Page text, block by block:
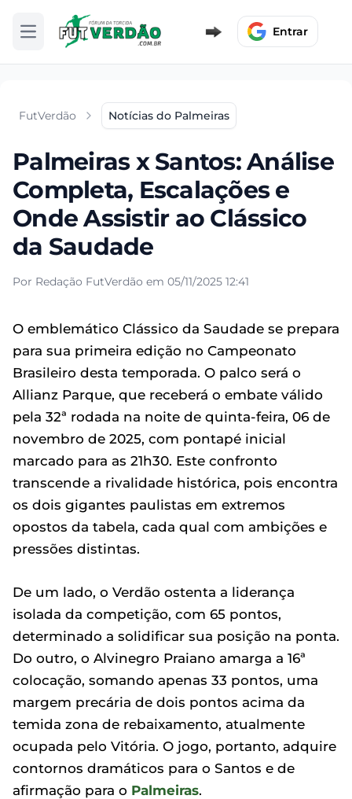
Abrir menu Entrar
FutVerdão Notícias do Palmeiras
Palmeiras x Santos: Análise
Completa, Escalações e
Onde Assistir ao Clássico
da Saudade
Por Redação FutVerdão em 05/11/2025 12:41
O emblemático Clássico da Saudade se prepara
para sua primeira edição no Campeonato
Brasileiro desta temporada. O palco será o
Allianz Parque, que receberá o embate válido
pela 32ª rodada na noite de quinta-feira, 06 de
novembro de 2025, com pontapé inicial
marcado para as 21h30. Este confronto
transcende a rivalidade histórica, pois encontra
os dois gigantes paulistas em extremos
opostos da tabela, cada qual com ambições e
pressões distintas.
De um lado, o Verdão ostenta a liderança
isolada da competição, com 65 pontos,
determinado a solidificar sua posição na ponta.
Do outro, o Alvinegro Praiano amarga a 16ª
colocação, somando apenas 33 pontos, uma
margem precária de dois pontos acima da
temida zona de rebaixamento, atualmente
ocupada pelo Vitória. O jogo, portanto, adquire
contornos dramáticos para o Santos e de
afirmação para o Palmeiras.